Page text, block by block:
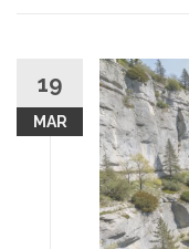
19
MAR